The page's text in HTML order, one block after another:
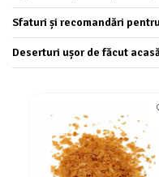
Sfaturi și recomandări
Deserturi ușor de făcut